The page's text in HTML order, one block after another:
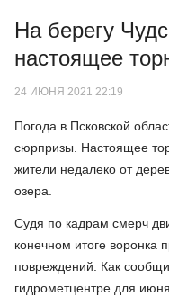
На берегу
настоящее
24 ИЮНЯ 2021 22:19
Погода в Псковской
сюрпризы. Настоящее
жители недалеко от
озера.
Судя по кадрам смерч
конечном итоге воронка
повреждений. Как
гидрометцентре для